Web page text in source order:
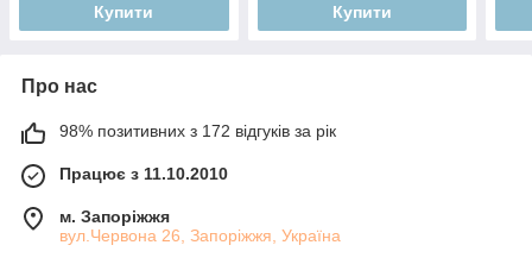
Купити Купити
Про нас
98% позитивних з 172 відгуків за рік
Працює з 11.10.2010
м. Запоріжжя
вул.Червона 26, Запоріжжя, Україна